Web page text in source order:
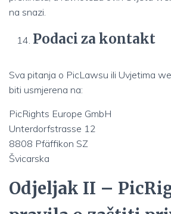
na snazi.
Podaci za kontakt
Sva pitanja o PicLawsu ili Uvjetima
biti usmjerena na:
PicRights Europe GmbH
Unterdorfstrasse 12
8808 Pfäffikon SZ
Švicarska
Odjeljak II –